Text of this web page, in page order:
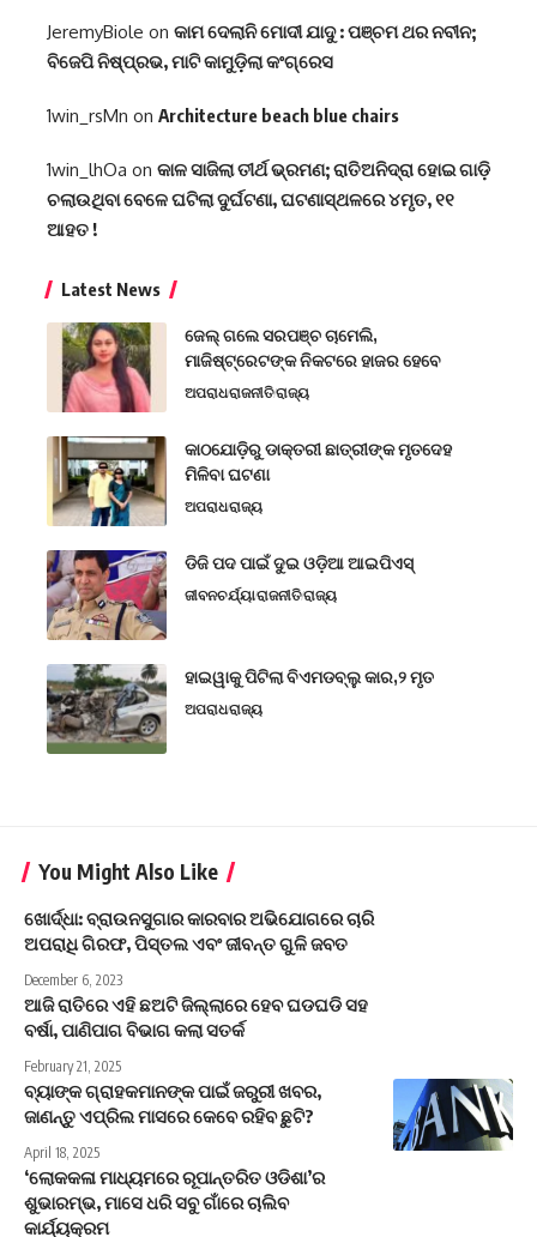
JeremyBiole on କାମ ଦେଲାନି ମୋଦୀ ଯାଦୁ : ପଞ୍ଚମ ଥର ନବୀନ;
ବିଜେପି ନିଷ୍ପ୍ରଭ, ମାଟି କାମୁଡ଼ିଲା କଂଗ୍ରେସ
1win_rsMn on Architecture beach blue chairs
1win_lhOa on କାଳ ସାଜିଲା ତୀର୍ଥ ଭ୍ରମଣ; ରାତିଅନିଦ୍ରା ହୋଇ ଗାଡ଼ି
ଚଲାଉଥିବା ବେଳେ ଘଟିଲା ଦୁର୍ଘଟଣା, ଘଟଣାସ୍ଥଳରେ ୪ମୃତ, ୧୧
ଆହତ !
Latest News
ଜେଲ୍ ଗଲେ ସରପଞ୍ଚ ଚାମେଲି,
ମାଜିଷ୍ଟ୍ରେଟଙ୍କ ନିକଟରେ ହାଜର ହେବେ
ଅପରାଧରାଜନୀତିରାଜ୍ୟ
କାଠଯୋଡ଼ିରୁ ଡାକ୍ତରୀ ଛାତ୍ରୀଙ୍କ ମୃତଦେହ
ମିଳିବା ଘଟଣା
ଅପରାଧରାଜ୍ୟ
ଡିଜି ପଦ ପାଇଁ ଦୁଇ ଓଡ଼ିଆ ଆଇପିଏସ୍
ଜୀବନଚର୍ଯ୍ୟାରାଜନୀତିରାଜ୍ୟ
ହାଇୱାକୁ ପିଟିଲା ବିଏମଡବ୍ଲୁ କାର,୨ ମୃତ
ଅପରାଧରାଜ୍ୟ
You Might Also Like
ଖୋର୍ଦ୍ଧା: ବ୍ରାଉନସୁଗାର କାରବାର ଅଭିଯୋଗରେ ଚାରି
ଅପରାଧି ଗିରଫ, ପିସ୍ତଲ ଏବଂ ଜୀବନ୍ତ ଗୁଳି ଜବତ
December 6, 2023
ଆଜି ରାତିରେ ଏହି ଛଅଟି ଜିଲ୍ଲାରେ ହେବ ଘଡଘଡି ସହ
ବର୍ଷା, ପାଣିପାଗ ବିଭାଗ କଲା ସତର୍କ
February 21, 2025
ବ୍ୟାଙ୍କ ଗ୍ରାହକମାନଙ୍କ ପାଇଁ ଜରୁରୀ ଖବର,
ଜାଣନ୍ତୁ ଏପ୍ରିଲ ମାସରେ କେବେ ରହିବ ଛୁଟି?
April 18, 2025
‘ଲୋକକଳା ମାଧ୍ୟମରେ ରୂପାନ୍ତରିତ ଓଡିଶା’ର
ଶୁଭାରମ୍ଭ, ମାସେ ଧରି ସବୁ ଗାଁରେ ଚାଲିବ
କାର୍ଯ୍ୟକ୍ରମ